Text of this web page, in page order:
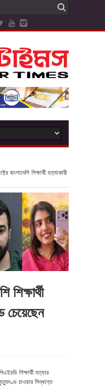
বাংলাদেশি শিক্ষার্থী হত্যাকারী
শিক্ষার্থী
চেয়েছেন
শিক্ষার্থী হত্যার
চাওয়ার সিদ্ধান্ত